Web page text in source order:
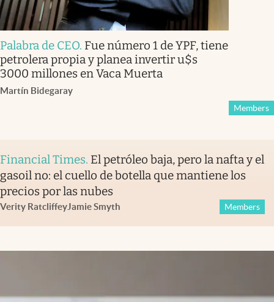
Palabra de CEO. Fue número 1 de YPF, tiene
petrolera propia y planea invertir u$s
3000 millones en Vaca Muerta
Martín Bidegaray
Members
Financial Times. El petróleo baja, pero la nafta y el
gasoil no: el cuello de botella que mantiene los
precios por las nubes
Verity RatcliffeyJamie Smyth Members